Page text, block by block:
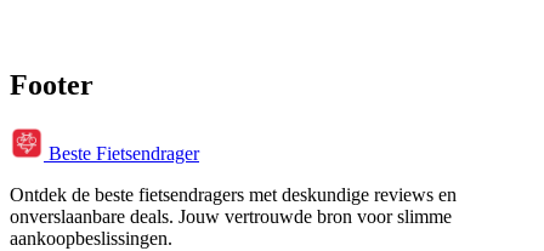
Footer
Beste Fietsendrager
Ontdek de beste fietsendragers met deskundige reviews en
onverslaanbare deals. Jouw vertrouwde bron voor slimme
aankoopbeslissingen.